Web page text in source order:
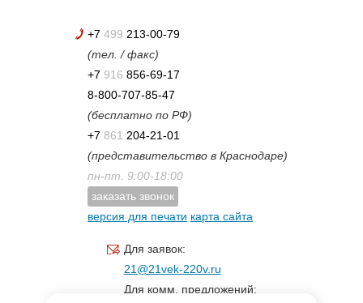
+7 499 213-00-79
(тел. / факс)
+7 916 856-69-17
8-800-707-85-47
(бесплатно по РФ)
+7 861 204-21-01
(представительство в Краснодаре)
пн-пт. 9:00-18:00
заказать звонок
версия для печати карта сайта
Для заявок:
21@21vek-220v.ru
Для комм. предложений: